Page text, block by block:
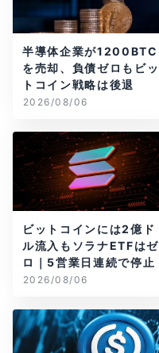
半導体企業が1200BTC
を売却、負債ゼロもビッ
トコイン戦略は後退
2026/08/06
ビットコインには2億ド
ル流入もソラナETFはゼ
ロ｜5営業日連続で停止
2026/08/06